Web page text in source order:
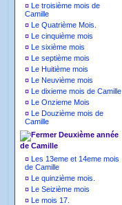
¤ Le troisième mois de
Camille
¤ Le Quatrième Mois.
¤ Le cinquième mois
¤ Le sixième mois
¤ Le septième mois
¤ Le Huitième mois
¤ Le Neuvième mois
¤ Le dixieme mois de Camille
¤ Le Onzieme Mois
¤ Le Douzième mois de
Camille
Deuxième année
de Camille
¤ Les 13eme et 14eme mois
de Camille
¤ Le quinzième mois.
¤ Le Seizième mois
¤ Le mois 17.